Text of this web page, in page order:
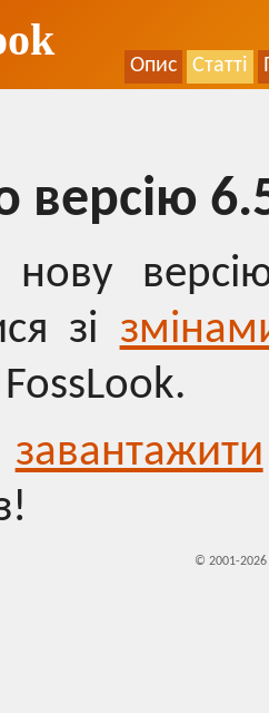
Опис Статті
версію
нову
зі
завантажити
© 2001-2026